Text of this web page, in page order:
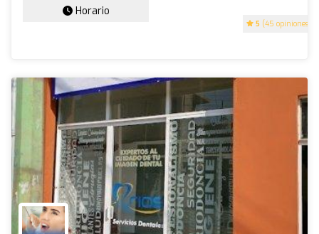
5 (45 opiniones)
Horario